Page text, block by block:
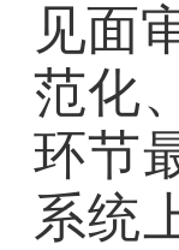
见面
范化
环节
系统